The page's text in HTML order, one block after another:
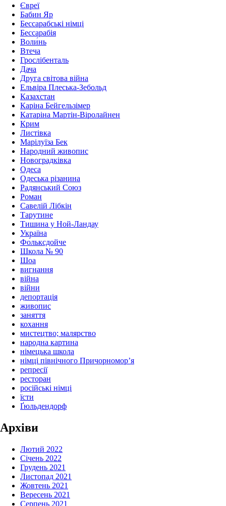
Євреї
Бабин Яр
Бессарабські німці
Бессарабія
Воли́нь
Втеча
Грослібенталь
Дача
Друга світова війна
Ельвіра Плеська-Зебольд
Казахстан
Каріна Бейгельзімер
Катаріна Мартін-Віролайнен
Крим
Листівкa
Марілуїза Бек
Народний живопис
Новоградківка
Одеса
Одеська різанина
Радянський Союз
Роман
Савелій Лібкін
Тарутине
Тишина у Ной-Ландау
Україна
Фо́льксдойче
Школа № 90
Шоа
вигнання
війна
війни
депортація
живопис
заняття
кохання
мистецтво; малярство
народна картина
німецька школа
німці північного Причорномор’я
репресії
ресторан
російські німці
їсти
Ґюльдендорф
Архіви
Лютий 2022
Січень 2022
Грудень 2021
Листопад 2021
Жовтень 2021
Вересень 2021
Серпень 2021